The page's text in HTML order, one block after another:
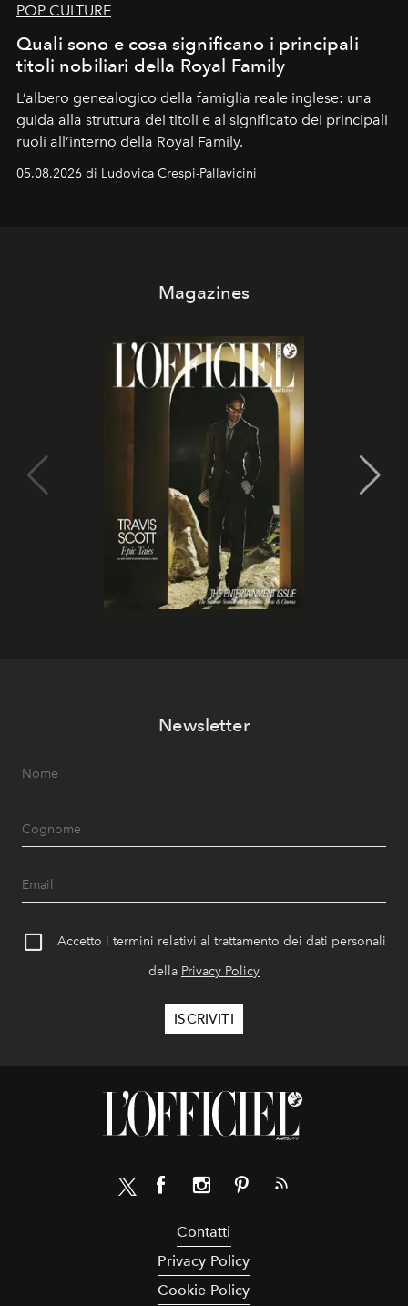
POP CULTURE
Quali sono e cosa significano i principali
titoli nobiliari della Royal Family
L’albero genealogico della famiglia reale inglese: una
guida alla struttura dei titoli e al significato dei principali
ruoli all’interno della Royal Family.
05.08.2026 di Ludovica Crespi-Pallavicini
Magazines
Newsletter
Accetto i termini relativi al trattamento dei dati personali
della Privacy Policy
Contatti
Privacy Policy
Cookie Policy